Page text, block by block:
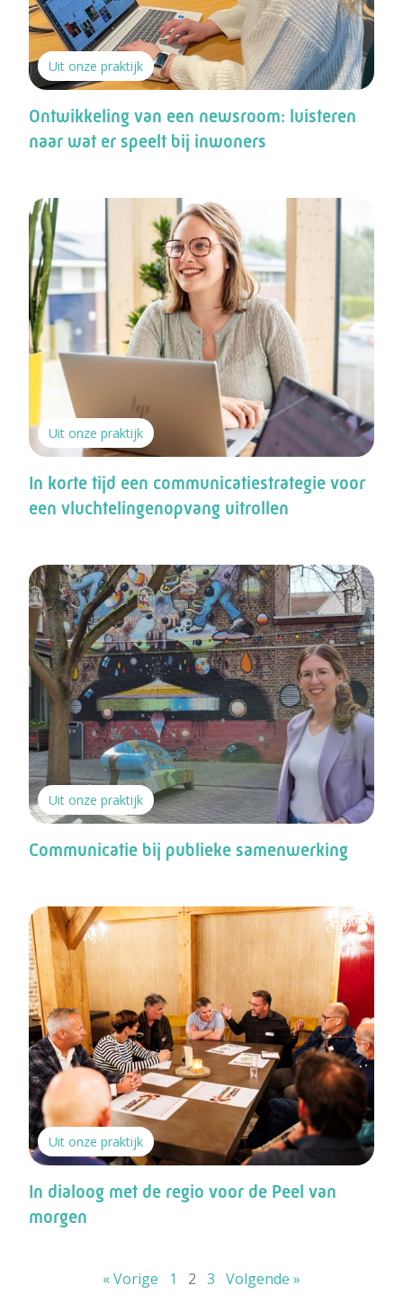
Uit onze praktijk
Ontwikkeling van een newsroom: luisteren
naar wat er speelt bij inwoners
Uit onze praktijk
In korte tijd een communicatiestrategie voor
een vluchtelingenopvang uitrollen
Uit onze praktijk
Communicatie bij publieke samenwerking
Uit onze praktijk
In dialoog met de regio voor de Peel van
morgen
« Vorige 1 2 3 Volgende »